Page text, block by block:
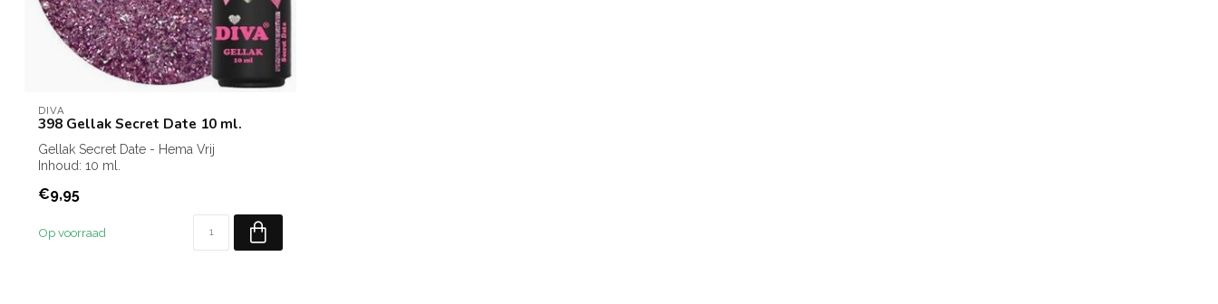
DIVA
398 Gellak Secret Date 10 ml.
Gellak Secret Date - Hema Vrij
Inhoud: 10 ml.
€9,95
Op voorraad